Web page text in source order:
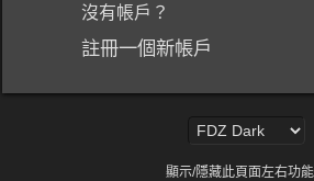
沒有帳戶？
註冊一個新帳戶
顯示/隱藏此頁面左右功能